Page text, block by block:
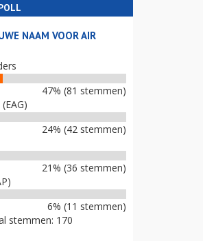
NAAM VOOR AIR
47% (81 stemmen)
24% (42 stemmen)
21% (36 stemmen)
6% (11 stemmen)
stemmen: 170